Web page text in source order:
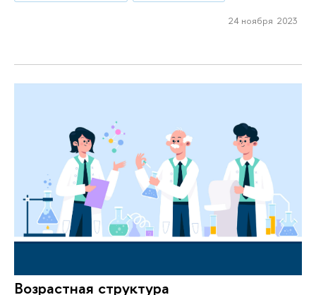
24 ноября 2023
Возрастная структура